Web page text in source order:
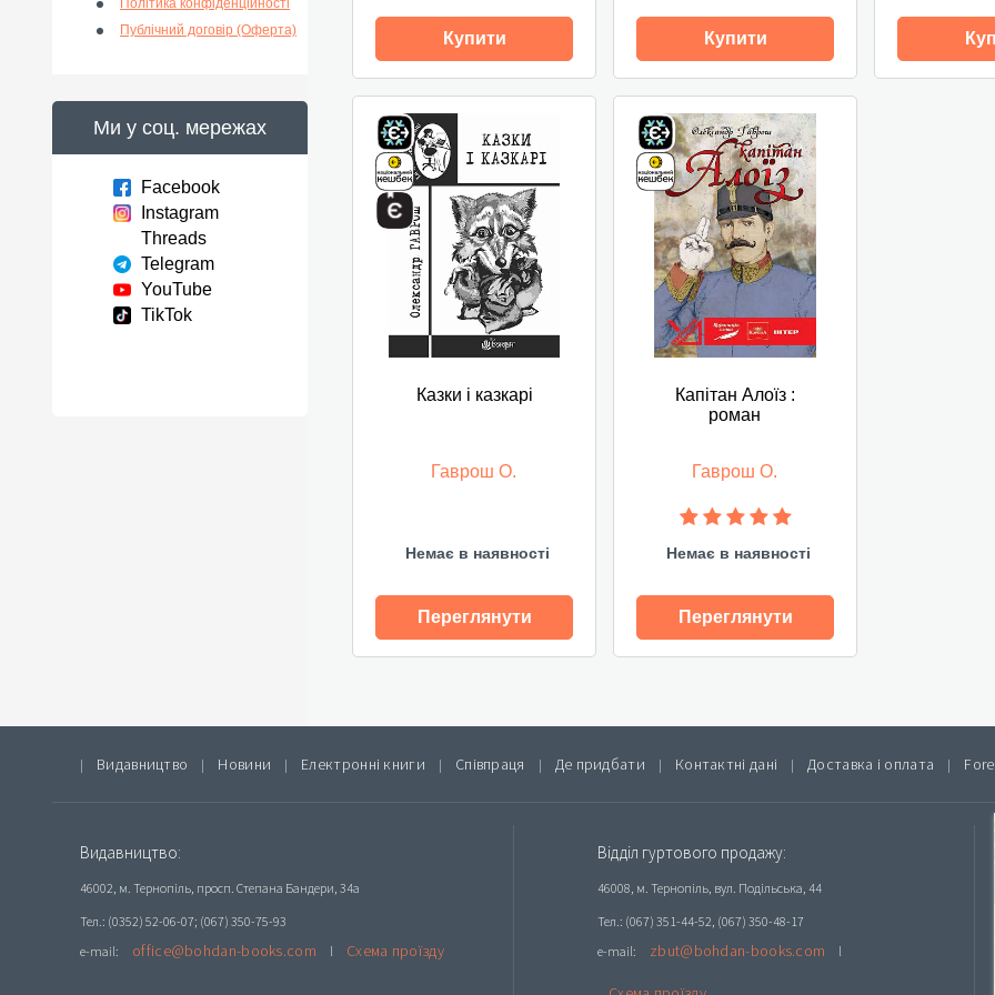
Політика конфіденційності
Публічний договір (Оферта)
Ми у соц. мережах
Facebook
Instagram
Threads
Telegram
YouTube
TikTok
Купити Купити
Казки і казкарі
Гаврош О.
Немає в наявності
Переглянути
Капітан Алоїз :
роман
Гаврош О.
Немає в наявності
Переглянути
| Видавництво | Новини | Електронні книги | Співпраця | Де придбати | Контактні дані | Доставка і оплата |
Видавництво:
46002, м. Тернопіль, просп. Степана Бандери, 34а
Тел.: (0352) 52-06-07; (067) 350-75-93
e-mail:
office@bohdan-books.com l Схема проїзду
Відділ гуртового продажу:
46008, м. Тернопіль, вул. Подільська, 44
Тел.: (067) 351-44-52, (067) 350-48-17
e-mail:
zbut@bohdan-books.com l